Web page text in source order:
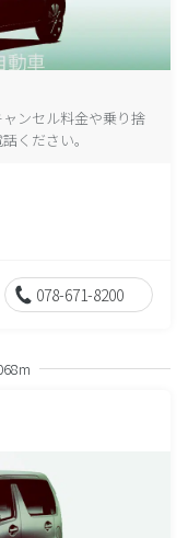
ンセル料金や乗り捨
ください。
078-671-8200